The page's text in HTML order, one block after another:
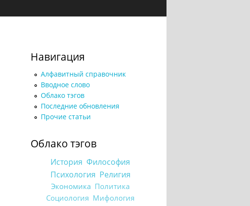
Навигация
Алфавитный справочник
Вводное слово
Облако тэгов
Последние обновления
Прочие статьи
Облако тэгов
История Философия
Психология Религия
Экономика Политика
Социология Мифология